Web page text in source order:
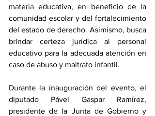
materia educativa, en beneficio de la
comunidad escolar y del fortalecimiento
del estado de derecho. Asimismo, busca
brindar certeza jurídica al personal
educativo para la adecuada atención en
caso de abuso y maltrato infantil.
Durante la inauguración del evento, el
diputado Pável Gaspar Ramírez,
presidente de la Junta de Gobierno y